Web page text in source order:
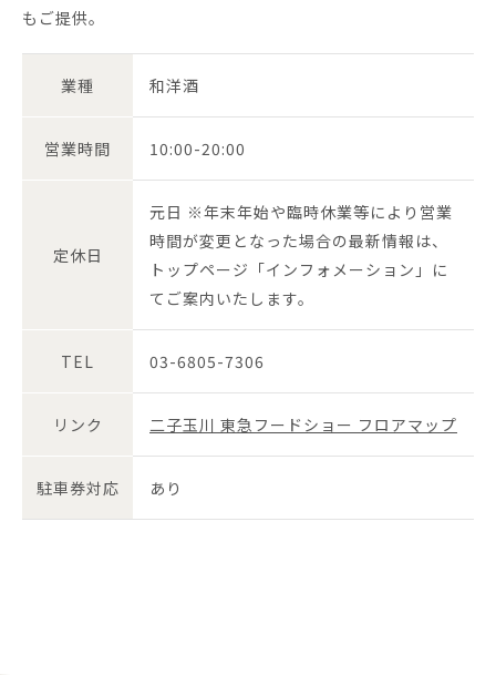
もご提供。
業種 和洋酒
営業時間 10:00-20:00
定休日
元日 ※年末年始や臨時休業等により営業
時間が変更となった場合の最新情報は、
トップページ「インフォメーション」に
てご案内いたします。
TEL 03-6805-7306
リンク 二子玉川 東急フードショー フロアマップ
駐車券対応 あり